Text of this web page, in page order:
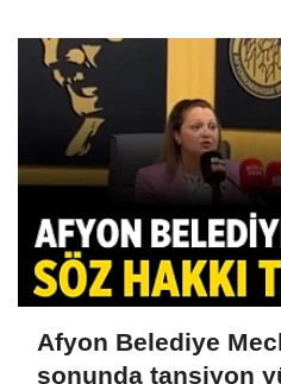
Afyon Belediye
sonunda tansiyon